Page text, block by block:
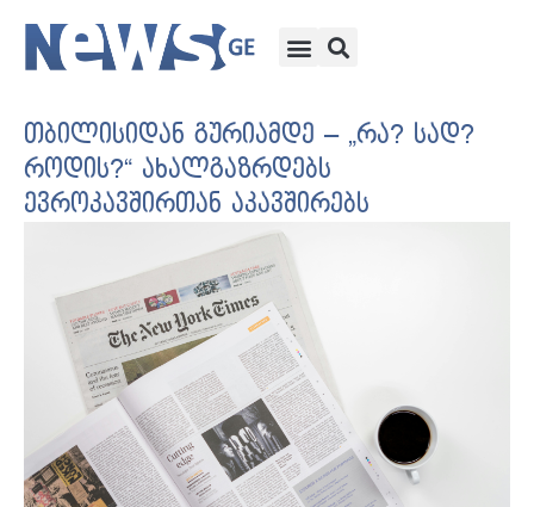
თბილისიდან გურიამდე – „რა? სად?
როდის?“ ახალგაზრდებს
ევროკავშირთან აკავშირებს